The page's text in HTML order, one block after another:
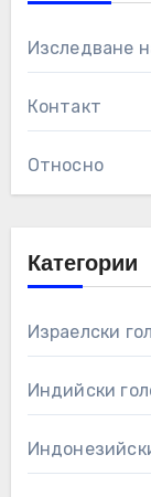
Изследване
Контакт
Относно
Категории
Израелски
Индийски